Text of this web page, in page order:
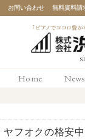
「ピアノ
人生を」
ための
お問い合わせ 無料資料請
Home News
ヤフオクの格安